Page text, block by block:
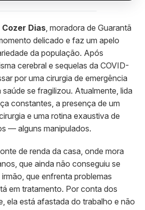
Dias , moradora de Guarantã
delicado e faz um apelo
da população. Após
cerebral e sequelas da COVID-
por uma cirurgia de emergência
se fragilizou. Atualmente, lida
constantes, a presença de um
e uma rotina exaustiva de
— alguns manipulados.
de renda da casa, onde mora
que ainda não conseguiu se
que enfrenta problemas
em tratamento. Por conta dos
ela está afastada do trabalho e não